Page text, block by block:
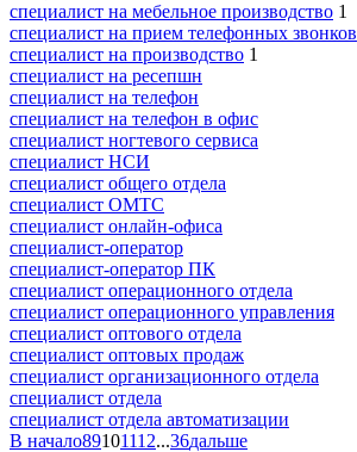
специалист на мебельное производство 1
специалист на прием телефонных звонков
специалист на производство 1
специалист на ресепшн
специалист на телефон
специалист на телефон в офис
специалист ногтевого сервиса
специалист НСИ
специалист общего отдела
специалист ОМТС
специалист онлайн-офиса
специалист-оператор
специалист-оператор ПК
специалист операционного отдела
специалист операционного управления
специалист оптового отдела
специалист оптовых продаж
специалист организационного отдела
специалист отдела
специалист отдела автоматизации
В начало89101112...36дальше